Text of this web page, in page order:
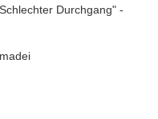
Durchgang" -